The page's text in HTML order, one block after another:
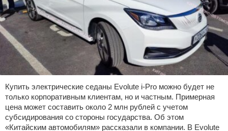
Купить электрические седаны Evolute i-Pro можно будет не
только корпоративным клиентам, но и частным. Примерная
цена может составить около 2 млн рублей с учетом
субсидирования со стороны государства. Об этом
«Китайским автомобилям» рассказали в компании. В Evolute